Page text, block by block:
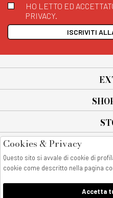
HO LETTO ED
PRIVACY.
ISCRIVITI
All rights reserved - © Copyright
AnyAnyluxury srl - Sede Legale:
castellammare di stabia - Italia
Cookies & Privacy
Questo sito si avvale di cookie di
cookie come descritto nella pagina
Accetta